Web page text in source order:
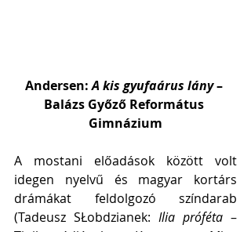
Andersen: A kis gyufaárus lány –
Balázs Győző Református
Gimnázium
A mostani előadások között volt
idegen nyelvű és magyar kortárs
drámákat feldolgozó színdarab
(Tadeusz SŁobdzianek: Ilia próféta –